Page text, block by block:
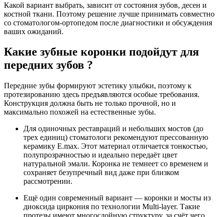
Какой вариант выбрать, зависит от состояния зубов, десен и
костной ткани. Поэтому решение лучше принимать совместно
со стоматологом-ортопедом после диагностики и обсуждения
ваших ожиданий.
Какие зубные коронки подойдут для
передних зубов ?
Передние зубы формируют эстетику улыбки, поэтому к
протезированию здесь предъявляются особые требования.
Конструкция должна быть не только прочной, но и
максимально похожей на естественные зубы.
Для одиночных реставраций и небольших мостов (до
трех единиц) стоматологи рекомендуют прессованную
керамику E.max. Этот материал отличается тонкостью,
полупрозрачностью и идеально передаёт цвет
натуральной эмали. Коронка не темнеет со временем и
сохраняет безупречный вид даже при близком
рассмотрении.
Ещё один современный вариант — коронки и мосты из
диоксида циркония по технологии Multi-layer. Такие